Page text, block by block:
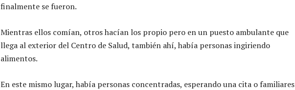
finalmente se fueron.
Mientras ellos comían, otros hacían los propio pero en un puesto ambulante que
llega al exterior del Centro de Salud, también ahí, había personas ingiriendo
alimentos.
En este mismo lugar, había personas concentradas, esperando una cita o familiares